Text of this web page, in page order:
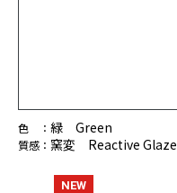
色 ： 緑 Green
質感： 窯変 Reactive Glaze
NEW